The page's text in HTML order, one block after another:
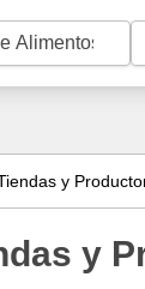
y
y